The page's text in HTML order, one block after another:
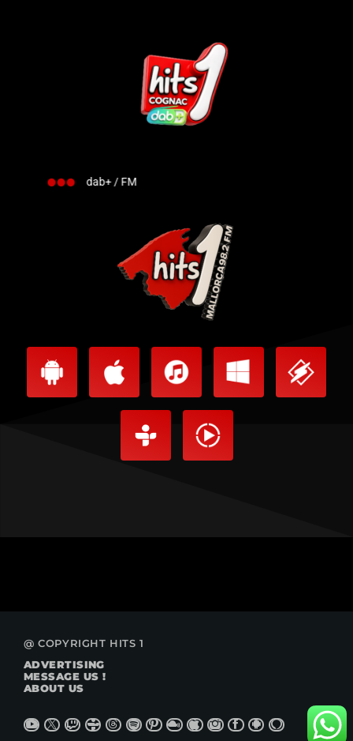
dab+ / FM
@ COPYRIGHT HITS 1
ADVERTISING
MESSAGE US !
ABOUT US